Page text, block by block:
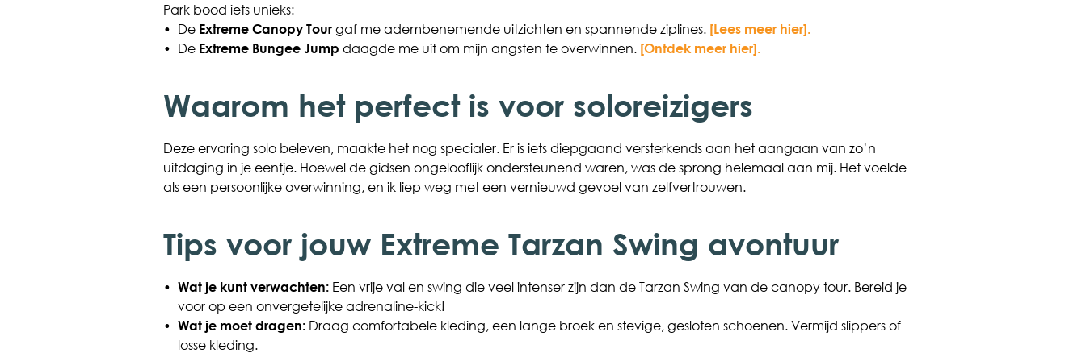
Park bood iets unieks:
• De Extreme Canopy Tourgaf me adembenemende uitzichten en spannende ziplines. [Lees meer hier].
• De Extreme Bungee Jump daagde me uit om mijn angsten te overwinnen. [Ontdek meer hier].
Waarom het perfect is voor soloreizigers
Deze ervaring solo beleven, maakte het nog specialer. Er is iets diepgaand versterkends aan het aangaan van zo’n
uitdaging in je eentje. Hoewel de gidsen ongelooflijk ondersteunend waren, was de sprong helemaal aan mij. Het voelde
als een persoonlijke overwinning, en ik liep weg met een vernieuwd gevoel van zelfvertrouwen.
Tips voor jouw Extreme Tarzan Swing avontuur
• Wat je kunt verwachten:Een vrije val en swing die veel intenser zijn dan de Tarzan Swing van de canopy tour. Bereid je
voor op een onvergetelijke adrenaline-kick!
• Wat je moet dragen:Draag comfortabele kleding, een lange broek en stevige, gesloten schoenen. Vermijd slippers of
losse kleding.